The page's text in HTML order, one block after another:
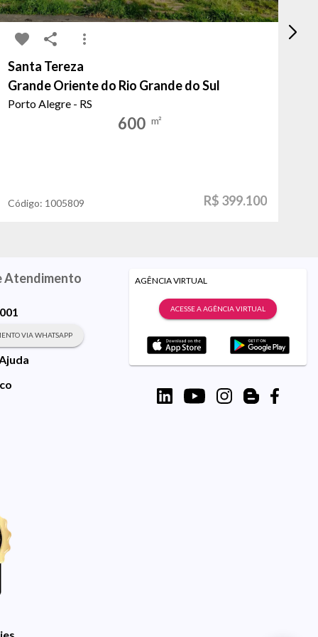
Santa Tereza
Grande Oriente do Rio Grande do Sul
Porto Alegre - RS
600 m²
Código: 1005809 R$ 399.100
Atendimento
VIA WHATSAPP
AGÊNCIA VIRTUAL
ACESSE A AGÊNCIA VIRTUAL